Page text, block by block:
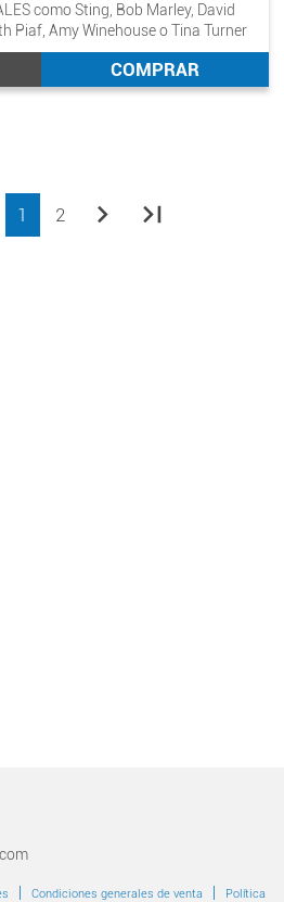
como Sting, Bob Marley, David
Piaf, Amy Winehouse o Tina Turner
de los temas que forman parte
COMPRAR
1 2 chevron_right last_page
Condiciones generales de venta Política